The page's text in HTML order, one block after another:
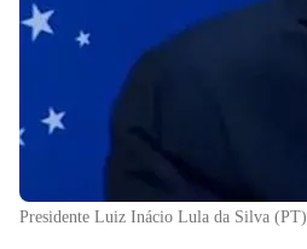
Presidente Luiz Inácio Lula da Silva (PT)